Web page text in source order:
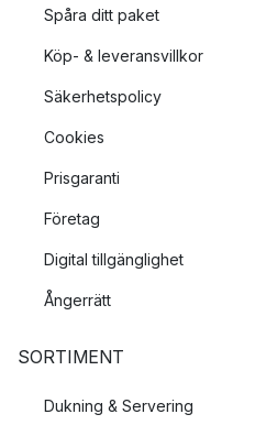
Spåra ditt paket
Köp- & leveransvillkor
Säkerhetspolicy
Cookies
Prisgaranti
Företag
Digital tillgänglighet
Ångerrätt
SORTIMENT
Dukning & Servering